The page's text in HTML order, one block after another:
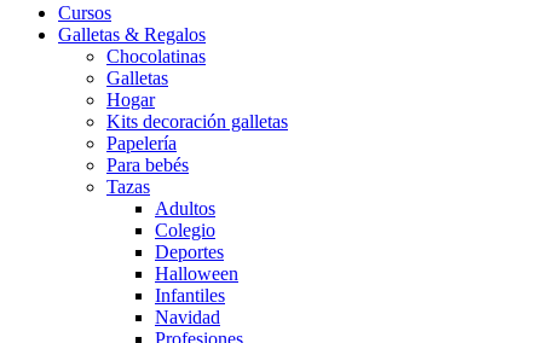
Cursos
Galletas & Regalos
Chocolatinas
Galletas
Hogar
Kits decoración galletas
Papelería
Para bebés
Tazas
Adultos
Colegio
Deportes
Halloween
Infantiles
Navidad
Profesiones